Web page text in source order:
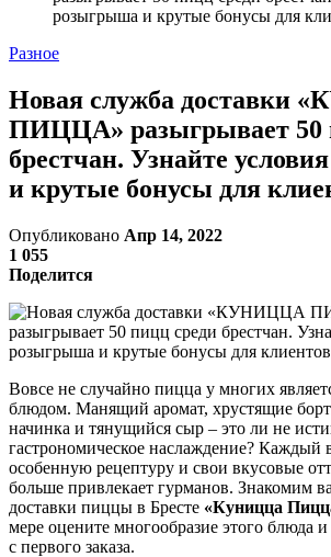
розыгрыша и крутые бонусы для
Разное
Новая служба доставки
ПИЦЦА» разыгрывает 50
брестчан. Узнайте
и крутые бонусы для
Опубликовано Апр 14, 2022
1 055
Поделится
Вовсе не случайно пицца у многих
блюдом. Манящий аромат, хрустящие
начинка и тянущийся сыр – это ли не
гастрономическое наслаждение?
особенную рецептуру и свои вкусовые
больше привлекает гурманов. Знакомим
доставки пиццы в Бресте «Куницца
мере оцените многообразие этого блюда
с первого заказа.